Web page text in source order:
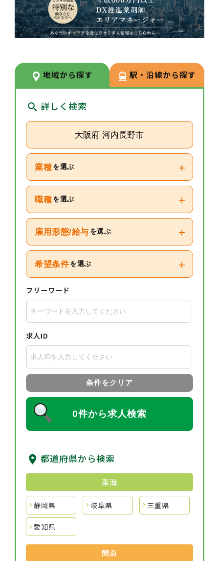
地域から探す 駅・沿線から探す
詳しく検索
大阪府 河内長野市
業種 を選ぶ +
職種 を選ぶ +
雇用形態/給与 を選ぶ +
希望条件 を選ぶ +
フリーワード
求人ID
条件をクリア
0件から求人検索
都道府県から検索
東海
静岡県 岐阜県 三重県
愛知県
関東